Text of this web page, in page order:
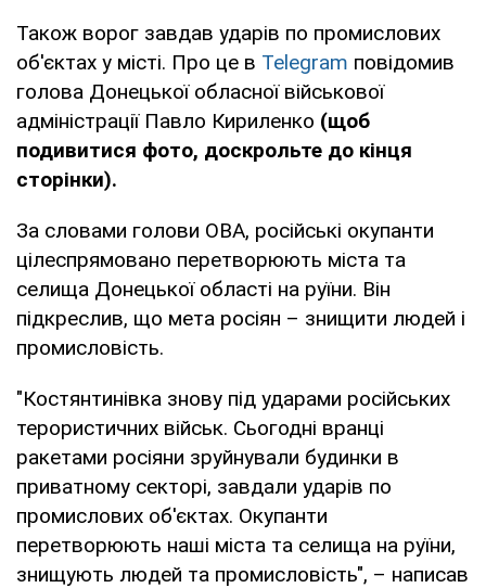
Також ворог завдав ударів по промислових
об'єктах у місті. Про це в Telegram повідомив
голова Донецької обласної військової
адміністрації Павло Кириленко (щоб
подивитися фото, доскрольте до кінця
сторінки).
За словами голови ОВА, російські окупанти
цілеспрямовано перетворюють міста та
селища Донецької області на руїни. Він
підкреслив, що мета росіян – знищити людей і
промисловість.
"Костянтинівка знову під ударами російських
терористичних військ. Сьогодні вранці
ракетами росіяни зруйнували будинки в
приватному секторі, завдали ударів по
промислових об'єктах. Окупанти
перетворюють наші міста та селища на руїни,
знищують людей та промисловість", – написав